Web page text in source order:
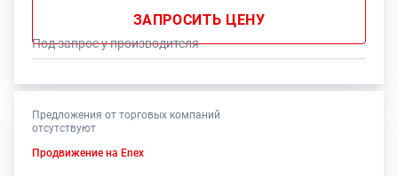
ЗАПРОСИТЬ ЦЕНУ
Под запрос у производителя
Предложения от торговых компаний
отсутствуют
Продвижение на Enex